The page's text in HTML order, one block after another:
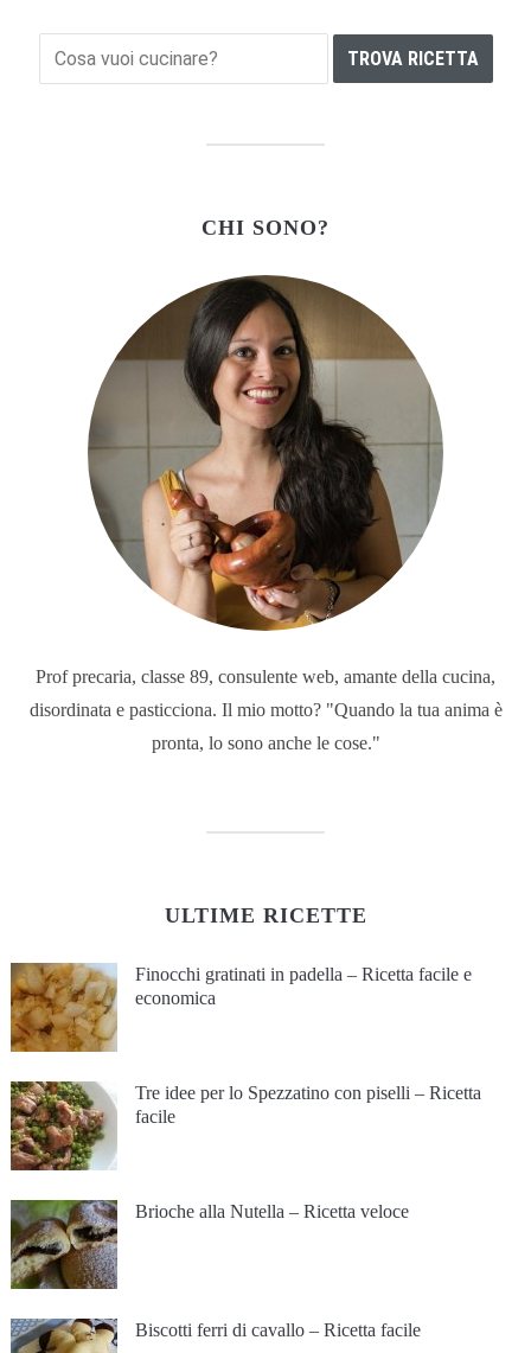
CHI SONO?
Prof precaria, classe 89, consulente web, amante della cucina,
disordinata e pasticciona. Il mio motto? "Quando la tua anima è
pronta, lo sono anche le cose."
ULTIME RICETTE
Finocchi gratinati in padella – Ricetta facile e
economica
Tre idee per lo Spezzatino con piselli – Ricetta
facile
Brioche alla Nutella – Ricetta veloce
Biscotti ferri di cavallo – Ricetta facile